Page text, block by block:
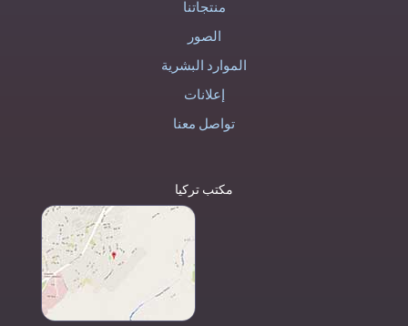
منتجاتنا
الصور
الموارد البشرية
إعلانات
تواصل معنا
مكتب تركيا